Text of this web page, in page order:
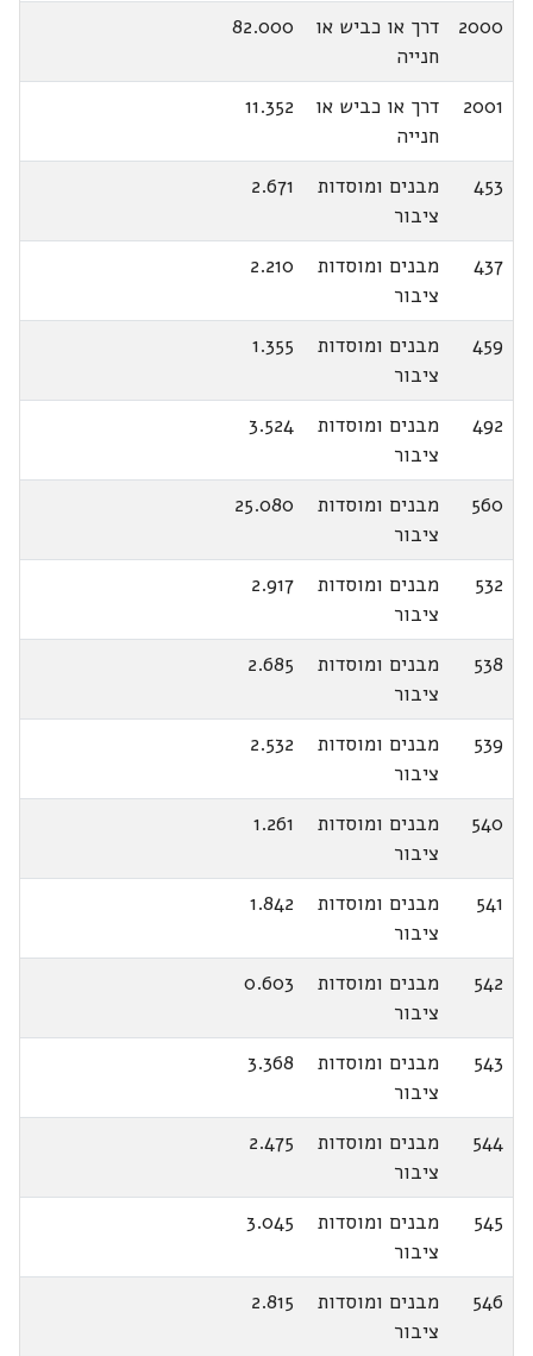
2000
דרך או כביש או
חנייה
82.000
2001
דרך או כביש או
חנייה
11.352
453
מבנים ומוסדות
ציבור
2.671
437
מבנים ומוסדות
ציבור
2.210
459
מבנים ומוסדות
ציבור
1.355
492
מבנים ומוסדות
ציבור
3.524
560
מבנים ומוסדות
ציבור
25.080
532
מבנים ומוסדות
ציבור
2.917
538
מבנים ומוסדות
ציבור
2.685
539
מבנים ומוסדות
ציבור
2.532
540
מבנים ומוסדות
ציבור
1.261
541
מבנים ומוסדות
ציבור
1.842
542
מבנים ומוסדות
ציבור
0.603
543
מבנים ומוסדות
ציבור
3.368
544
מבנים ומוסדות
ציבור
2.475
545
מבנים ומוסדות
ציבור
3.045
546
מבנים ומוסדות
ציבור
2.815